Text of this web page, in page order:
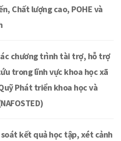
Chất lượng cao, POHE và
chương trình tài trợ, hỗ trợ
trong lĩnh vực khoa học xã
Phát triển khoa học và
kết quả học tập, xét cảnh